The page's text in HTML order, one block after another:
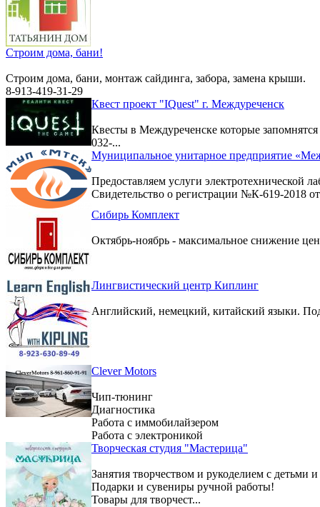
Строим дома, бани!
Строим дома, бани, монтаж сайдинга, забора, замена крыши.
8-913-419-31-29
Квест проект "IQuest" г. Междуреченск
Квесты в Междуреченске которые
032-...
Муниципальное унитарное предприятие
Предоставляем услуги электротехнической
Свидетельство о регистрации №К-619-2018 от
Сибирь Комплект
Октябрь-ноябрь - максимальное снижение
Лингвистический центр Киплинг
Английский, немецкий, китайский языки.
Clever Motors
Чип-тюнинг
Диагностика
Работа с иммобилайзером
Работа с электроникой
Творческая студия "Мастерица"
Занятия творчеством и рукоделием с детьми
Подарки и сувениры ручной работы!
Товары для творчест...